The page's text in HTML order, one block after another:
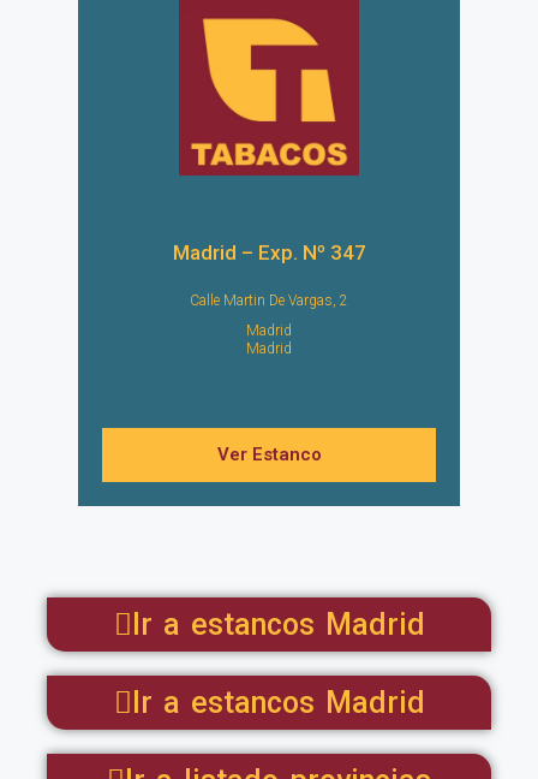
Madrid – Exp. Nº 347
Calle Martin De Vargas, 2
Madrid
Madrid
Ver Estanco
Ir a estancos Madrid
Ir a estancos Madrid